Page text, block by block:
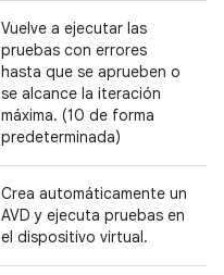
Vuelve a ejecutar las
pruebas con errores
hasta que se aprueben o
se alcance la iteración
máxima. (10 de forma
predeterminada)
Crea automáticamente un
AVD y ejecuta pruebas en
el dispositivo virtual.